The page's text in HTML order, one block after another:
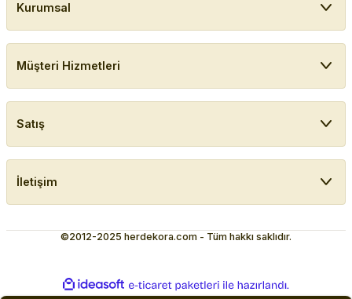
Kurumsal
Müşteri Hizmetleri
Satış
İletişim
©2012-2025 herdekora.com - Tüm hakkı saklıdır.
ideasoft
e-
ticaret
hazırlandı.